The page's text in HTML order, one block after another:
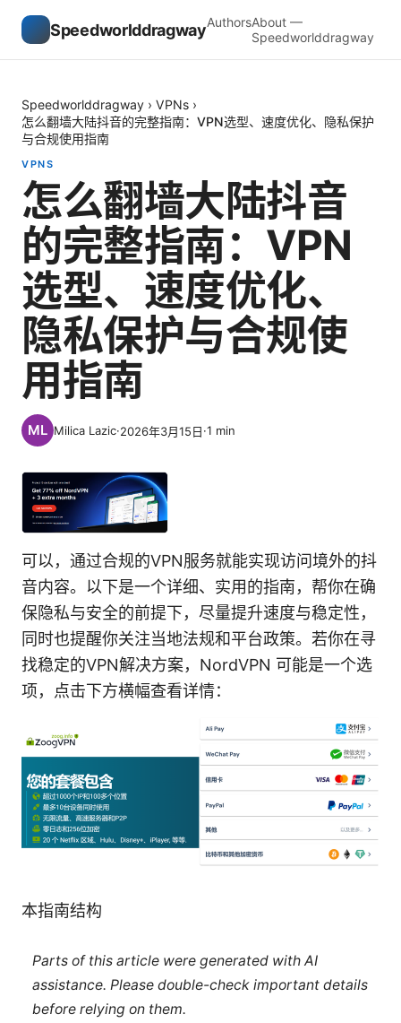
SpeedworlddragwayAuthorsAbout —
Speedworlddragway
Speedworlddragway › VPNs ›
怎么翻墙大陆抖音的完整指南：VPN选型、速度优化、隐私保护
与合规使用指南
VPNS
怎么翻墙大陆抖音
的完整指南：VPN
选型、速度优化、
隐私保护与合规使
用指南
Milica Lazic·2026年3月15日·1 min
可以，通过合规的VPN服务就能实现访问境外的抖
音内容。以下是一个详细、实用的指南，帮你在确
保隐私与安全的前提下，尽量提升速度与稳定性，
同时也提醒你关注当地法规和平台政策。若你在寻
找稳定的VPN解决方案，NordVPN 可能是一个选
项，点击下方横幅查看详情：
本指南结构
Parts of this article were generated with AI
assistance. Please double-check important details
before relying on them.